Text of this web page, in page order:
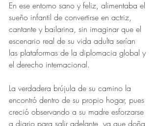
En ese entorno sano y feliz, alimentaba el
sueño infantil de convertirse en actriz,
cantante y bailarina, sin imaginar que el
escenario real de su vida adulta serían
las plataformas de la diplomacia global y
el derecho internacional.
La verdadera brújula de su camino la
encontró dentro de su propio hogar, pues
creció observando a su madre esforzarse
a diario para salir adelante, ya que doña